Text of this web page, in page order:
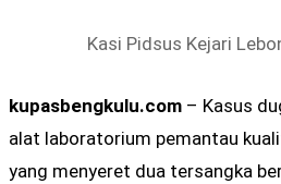
Kasi Pidsus Kejari
kupasbengkulu.com – Kasus
alat laboratorium pemantau
yang menyeret dua tersangka